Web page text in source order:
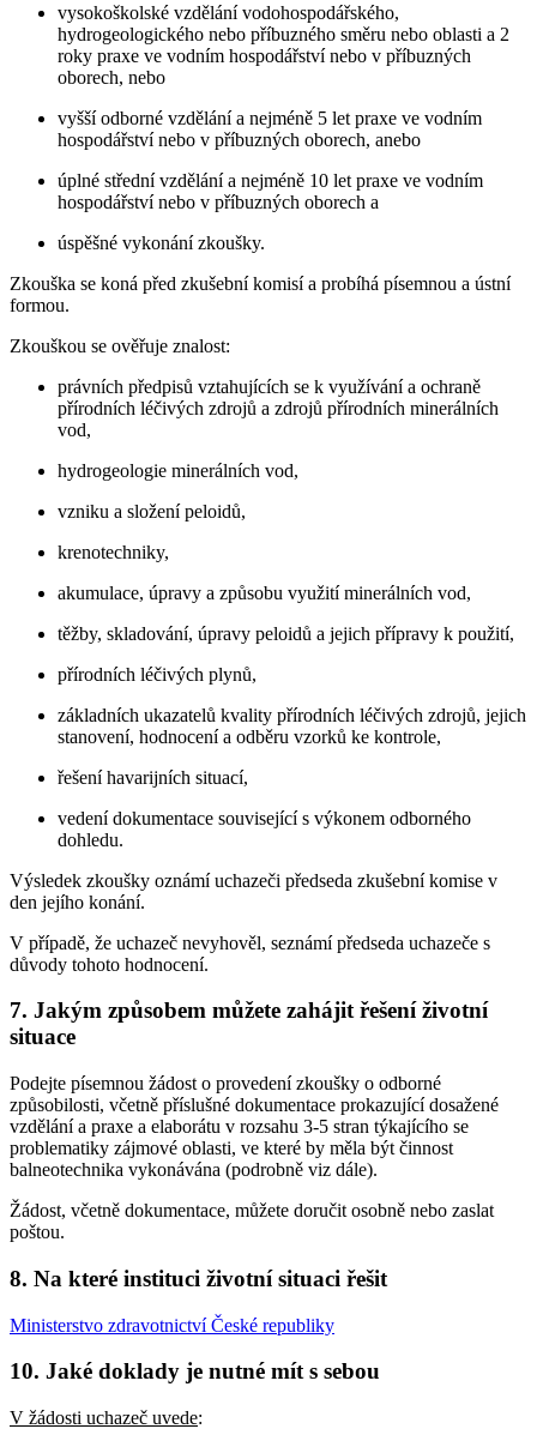
vysokoškolské vzdělání vodohospodářského,
hydrogeologického nebo příbuzného směru nebo oblasti a 2
roky praxe ve vodním hospodářství nebo v příbuzných
oborech, nebo
vyšší odborné vzdělání a nejméně 5 let praxe ve vodním
hospodářství nebo v příbuzných oborech, anebo
úplné střední vzdělání a nejméně 10 let praxe ve vodním
hospodářství nebo v příbuzných oborech a
úspěšné vykonání zkoušky.
Zkouška se koná před zkušební komisí a probíhá písemnou a ústní
formou.
Zkouškou se ověřuje znalost:
právních předpisů vztahujících se k využívání a ochraně
přírodních léčivých zdrojů a zdrojů přírodních minerálních
vod,
hydrogeologie minerálních vod,
vzniku a složení peloidů,
krenotechniky,
akumulace, úpravy a způsobu využití minerálních vod,
těžby, skladování, úpravy peloidů a jejich přípravy k použití,
přírodních léčivých plynů,
základních ukazatelů kvality přírodních léčivých zdrojů, jejich
stanovení, hodnocení a odběru vzorků ke kontrole,
řešení havarijních situací,
vedení dokumentace související s výkonem odborného
dohledu.
Výsledek zkoušky oznámí uchazeči předseda zkušební komise v
den jejího konání.
V případě, že uchazeč nevyhověl, seznámí předseda uchazeče s
důvody tohoto hodnocení.
7. Jakým způsobem můžete zahájit řešení životní
situace
Podejte písemnou žádost o provedení zkoušky o odborné
způsobilosti, včetně příslušné dokumentace prokazující dosažené
vzdělání a praxe a elaborátu v rozsahu 3-5 stran týkajícího se
problematiky zájmové oblasti, ve které by měla být činnost
balneotechnika vykonávána (podrobně viz dále).
Žádost, včetně dokumentace, můžete doručit osobně nebo zaslat
poštou.
8. Na které instituci životní situaci řešit
Ministerstvo zdravotnictví České republiky
10. Jaké doklady je nutné mít s sebou
V žádosti uchazeč uvede: